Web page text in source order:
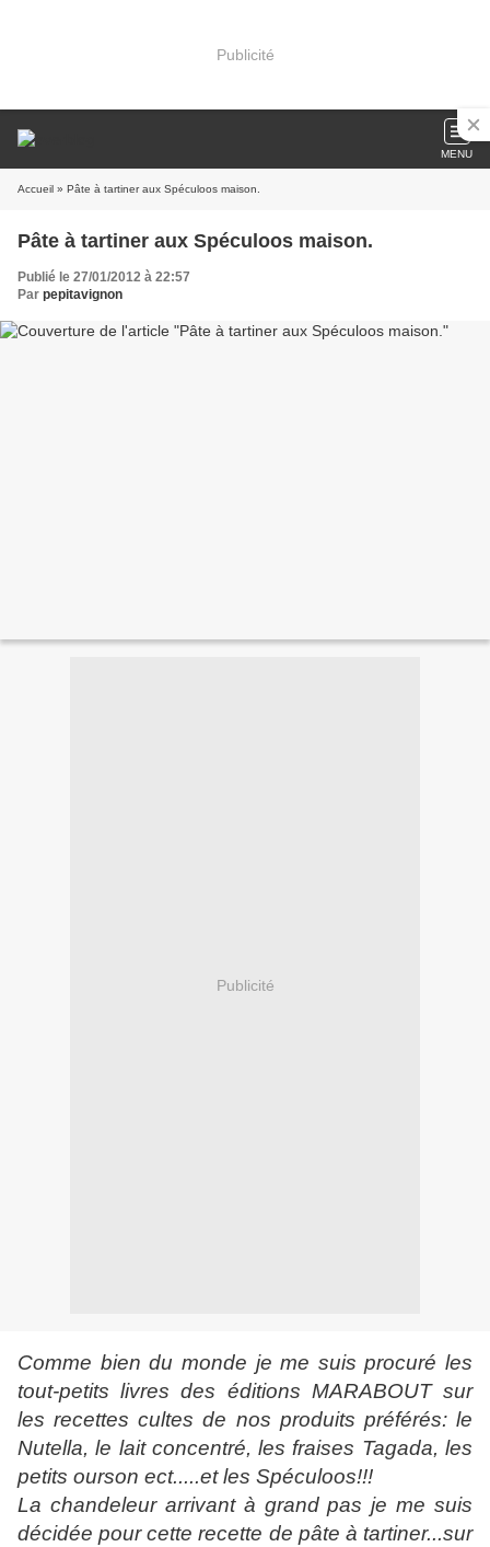
Publicité
MENU
Accueil » Pâte à tartiner aux Spéculoos maison.
Pâte à tartiner aux Spéculoos maison.
Publié le 27/01/2012 à 22:57
Par pepitavignon
Publicité
Comme bien du monde je me suis procuré les
tout-petits livres des éditions MARABOUT sur
les recettes cultes de nos produits préférés: le
Nutella, le lait concentré, les fraises Tagada, les
petits ourson ect.....et les Spéculoos!!!
La chandeleur arrivant à grand pas je me suis
décidée pour cette recette de pâte à tartiner...sur